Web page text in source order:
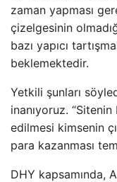
zaman yapması
çizelgesinin
bazı yapıcı
beklemektedir.
Yetkili şunları
inanıyoruz.
edilmesi kimsenin
para kazanması
DHY kapsamında,